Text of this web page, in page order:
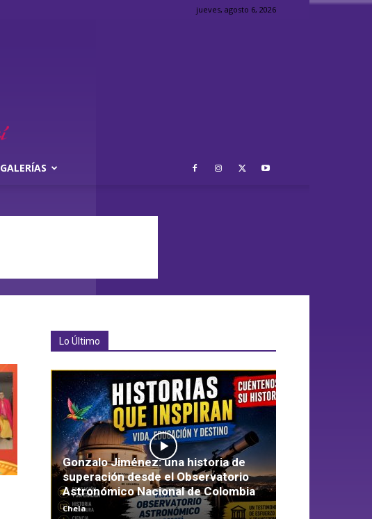
jueves, agosto 6, 2026
GALERÍAS
Lo Último
Gonzalo Jiménez: una historia de
superación desde el Observatorio
Astronómico Nacional de Colombia
Chela